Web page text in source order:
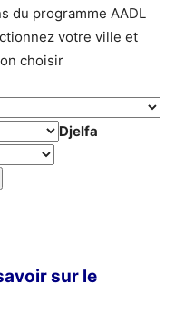
du programme AADL
votre ville et
choisir
Djelfa
sur le